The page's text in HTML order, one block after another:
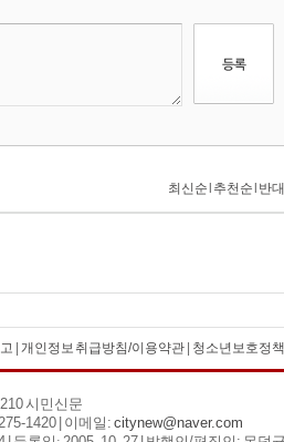
개인정보 취급방침/이용약관| 청소년보호정책
시민신문
1420 | 이메일:citynew@naver.com